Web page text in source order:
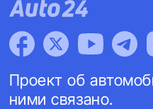
Проект об
ними связано.